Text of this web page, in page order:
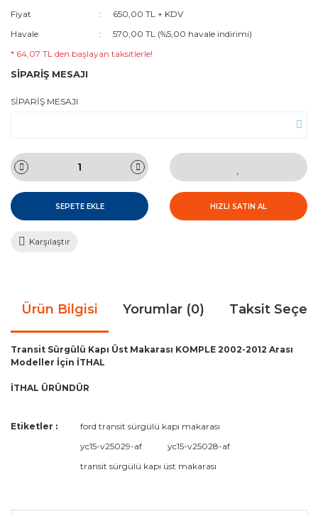
Fiyat
650,00 TL + KDV
Havale
570,00 TL (%5,00 havale indirimi)
* 64,07 TL den başlayan taksitlerle!
SİPARİŞ MESAJI
SİPARİŞ MESAJI
SEPETE EKLE HIZLI SATIN AL
Karşılaştır
Ürün Bilgisi Yorumlar (0) Taksit
Transit Sürgülü Kapı Üst Makarası KOMPLE 2002-2012 Arası
Modeller İçin İTHAL
İTHAL ÜRÜNDÜR
Bu ürüne ilk yorumu siz yapın!
Bu ürünün fiyat bilgisi, resim, ürün açıklamalarında ve diğer
kullanarak tarafımıza iletebilirsiniz.
Görüş ve önerileriniz için teşekkür ederiz.
Etiketler :
ford transit sürgülü kapı makarası
yc15-v25029-af
yc15-v25028-af
transit sürgülü kapı üst makarası